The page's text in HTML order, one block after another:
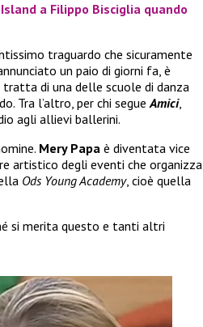
a Filippo Bisciglia quando
traguardo che sicuramente
un paio di giorni fa, è
tratta di una delle scuole di danza
Tra l’altro, per chi segueAmici,
agli allievi ballerini.
Mery Papa è diventata vice
artistico degli eventi che organizza
Ods Young Academy, cioè quella
si merita questo e tanti altri